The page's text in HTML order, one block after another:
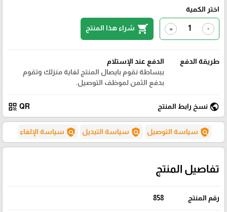
اختر الكمية
-
+
shopping_cart شراء هذا المنتج
طريقة الدفع
الدفع عند الإستلام
ببساطة نقوم بايصال المنتج لغاية منزلك وتقوم
بدفع الثمن لموظف التوصيل.
public نسخ رابط المنتج QR
qr_code
policy سياسة التوصيل policy سياسة التبديل policy سياسة الإلغاء
تفاصيل المنتج
رقم المنتج 858